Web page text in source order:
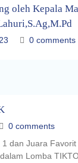
oleh Kepala
0 comments
0 comments
dan Juara Favorit
Lomba